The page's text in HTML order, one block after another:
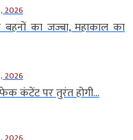
2026
का जज्बा, महाकाल का
2026
कंटेंट पर तुरंत होगी...